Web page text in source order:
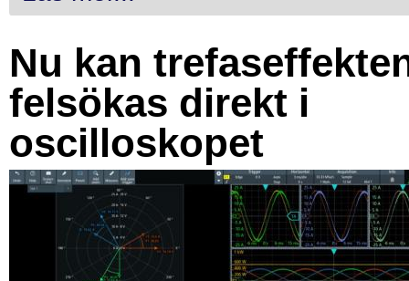
Nu kan
felsökas direkt i
oscilloskopet